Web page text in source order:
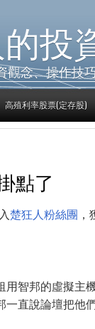
投
觀念、操作技
高殖利率股票(定存股)
點了
楚狂人粉絲團
用智邦的虛擬主
一直說論壇把他